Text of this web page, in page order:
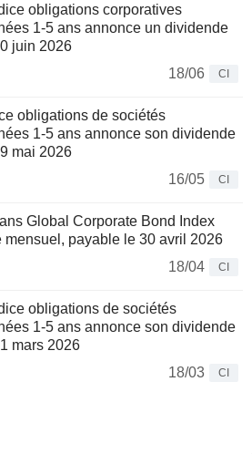
obligations corporatives
1-5 ans annonce un dividende
juin 2026
18/06
CI
obligations de sociétés
1-5 ans annonce son dividende
mai 2026
16/05
CI
Global Corporate Bond Index
payable le 30 avril 2026
18/04
CI
obligations de sociétés
1-5 ans annonce son dividende
mars 2026
18/03
CI